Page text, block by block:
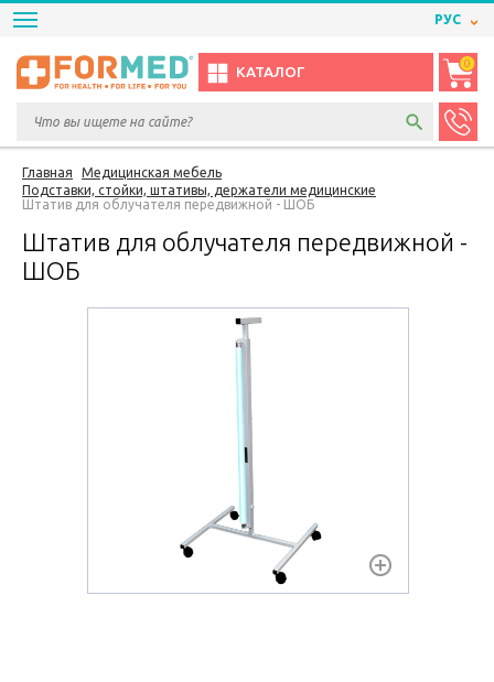
РУС
КАТАЛОГ
0
Главная
Медицинская мебель
Подставки, стойки, штативы, держатели медицинские
Штатив для облучателя передвижной - ШОБ
Штатив для облучателя передвижной -
ШОБ